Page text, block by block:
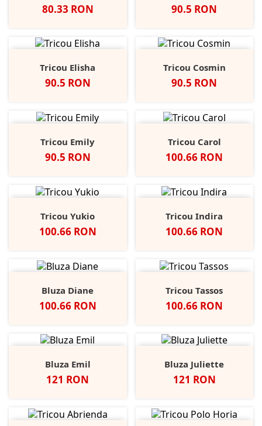
Pret
80.33 RON Pret
90.5 RON
Tricou Elisha
Pret
90.5 RON
Tricou Cosmin
Pret
90.5 RON
Tricou Emily
Pret
90.5 RON
Tricou Carol
Pret
100.66 RON
Tricou Yukio
Pret
100.66 RON
Tricou Indira
Pret
100.66 RON
Bluza Diane
Pret
100.66 RON
Tricou Tassos
Pret
100.66 RON
Bluza Emil
Pret
121 RON
Bluza Juliette
Pret
121 RON